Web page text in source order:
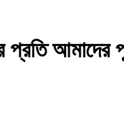
প্রতি আমাদের